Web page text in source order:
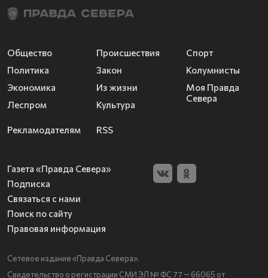
Общество
Политика
Экономика
Леспром
Происшествия
Закон
Из жизни
Культура
Спорт
Колумнисты
Моя Правда
Севера
Рекламодателям RSS
Газета «Правда Севера»
Подписка
Связаться с нами
Поиск по сайту
Правовая информация
Сетевое издание «Правда Севера».
Свидетельство о регистрации СМИ ЭЛ № ФС 77 — 66065 от